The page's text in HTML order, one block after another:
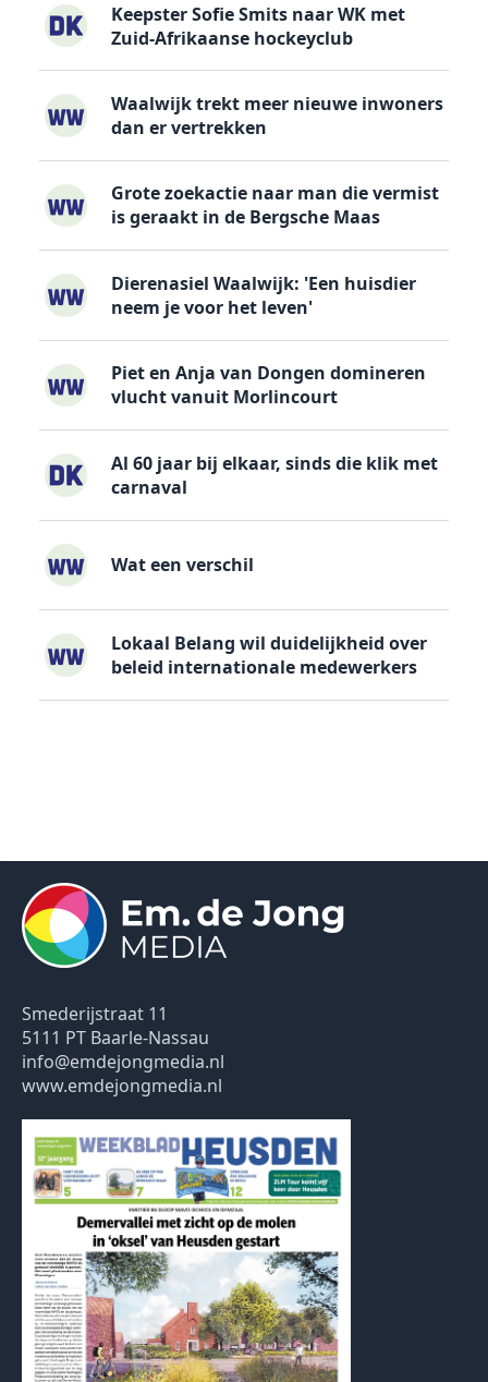
Keepster Sofie Smits naar WK met
Zuid-Afrikaanse hockeyclub
Waalwijk trekt meer nieuwe inwoners
dan er vertrekken
Grote zoekactie naar man die vermist
is geraakt in de Bergsche Maas
Dierenasiel Waalwijk: 'Een huisdier
neem je voor het leven'
Piet en Anja van Dongen domineren
vlucht vanuit Morlincourt
Al 60 jaar bij elkaar, sinds die klik met
carnaval
Wat een verschil
Lokaal Belang wil duidelijkheid over
beleid internationale medewerkers
Smederijstraat 11
5111 PT Baarle-Nassau
info@emdejongmedia.nl
www.emdejongmedia.nl